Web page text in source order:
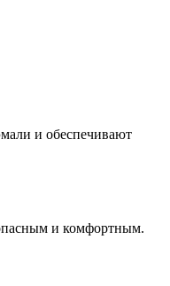
и обеспечивают
и комфортным.